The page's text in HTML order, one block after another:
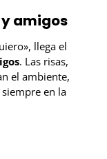
amigos
llega el
. Las risas,
el ambiente,
en la